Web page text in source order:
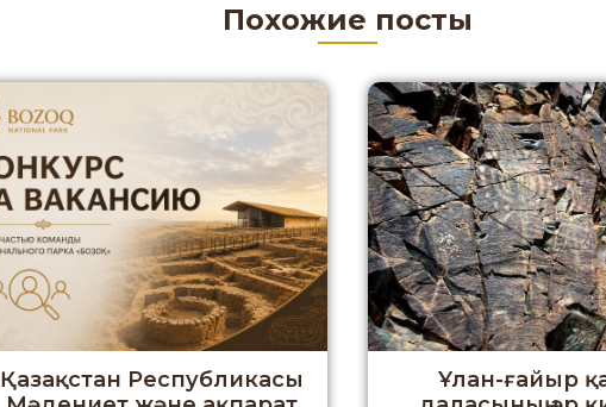
Похожие посты
Қазақстан Республикасы
Ұлан-ғайыр